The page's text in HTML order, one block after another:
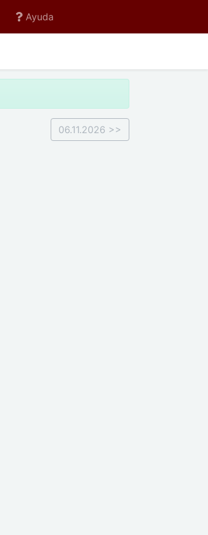
Ayuda
06.11.2026 >>